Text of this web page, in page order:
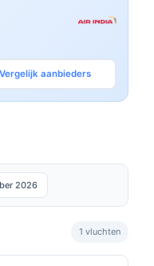
Vergelijk aanbieders
2026
1 vluchten